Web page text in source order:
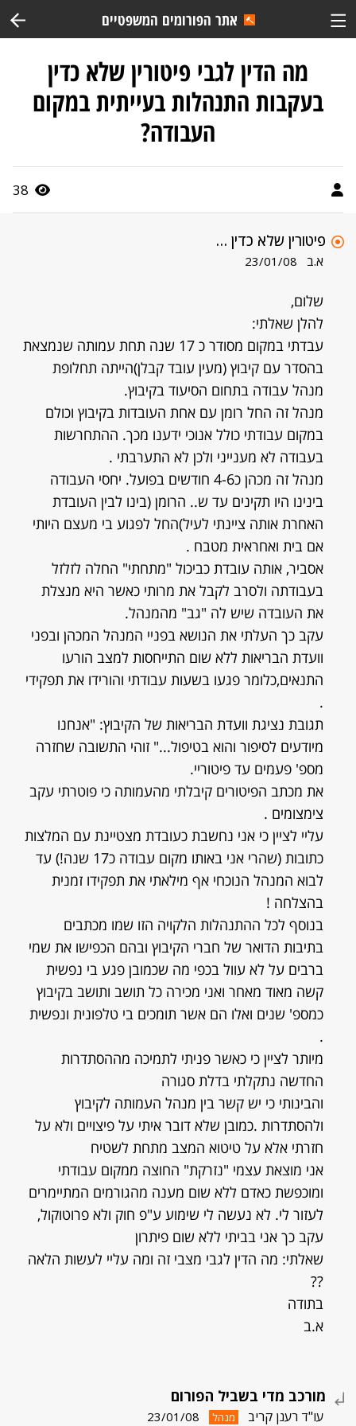
אתר הפורומים המשפטיים
מה הדין לגבי פיטורין שלא כדין
בעקבות התנהלות בעייתית במקום
העבודה?
38
פיטורין שלא כדין …
א.ב 23/01/08
שלום,
להלן שאלתי:
עבדתי במקום מסודר כ 17 שנה תחת עמותה שנמצאת
בהסדר עם קיבוץ (מעין עובד קבלן)הייתה תחלופת
מנהל עבודה בתחום הסיעוד בקיבוץ.
מנהל זה החל רומן עם אחת העובדות בקיבוץ וכולם
במקום עבודתי כולל אנוכי ידענו מכך. ההתחרשות
בעבודה לא מענייני ולכן לא התערבתי .
מנהל זה מכהן כ4-6 חודשים בפועל. יחסי העבודה
בינינו היו תקינים עד ש.. הרומן (בינו לבין העובדת
האחרת אותה ציינתי לעיל)החל לפגוע בי מעצם היותי
אם בית ואחראית מטבח .
אסביר, אותה עובדת כביכול "מתחתי" החלה לזלזל
בעבודתה ולסרב לקבל את מרותי כאשר היא מנצלת
את העובדה שיש לה "גב" מהמנהל.
עקב כך העלתי את הנושא בפניי המנהל המכהן ובפני
וועדת הבריאות ללא שום התייחסות למצב הורעו
התנאים,כלומר פגעו בשעות עבודתי והורידו את תפקידי
.
תגובת נציגת וועדת הבריאות של הקיבוץ: "אנחנו
מיודעים לסיפור והוא בטיפול..." זוהי התשובה שחזרה
מספ' פעמים עד פיטוריי.
את מכתב הפיטורים קיבלתי מהעמותה כי פוטרתי עקב
צימצומים .
עליי לציין כי אני נחשבת כעובדת מצטיינת עם המלצות
כתובות (שהרי אני באותו מקום עבודה כ17 שנה!) עד
לבוא המנהל הנוכחי אף מילאתי את תפקידו זמנית
בהצלחה !
בנוסף לכל ההתנהלות הלקויה הזו שמו מכתבים
בתיבות הדואר של חברי הקיבוץ ובהם הכפישו את שמי
ברבים על לא עוול בכפי מה שכמובן פגע בי נפשית
קשה מאוד מאחר ואני מכירה כל תושב ותושב בקיבוץ
כמספ' שנים ואלו הם אשר תומכים בי טלפונית ונפשית
.
מיותר לציין כי כאשר פניתי לתמיכה מההסתדרות
החדשה נתקלתי בדלת סגורה
והבינותי כי יש קשר בין מנהל העמותה לקיבוץ
ולהסתדרות .כמובן שלא דובר איתי על פיצויים ולא על
חזרתי אלא על טיטוא המצב מתחת לשטיח
אני מוצאת עצמי "נזרקת" החוצה ממקום עבודתי
ומוכפשת כאדם ללא שום מענה מהגורמים המתיימרים
לעזור לי. לא נעשה לי שימוע ע"פ חוק ולא פרוטוקול,
עקב כך אני בביתי ללא שום פיתרון
שאלתי: מה הדין לגבי מצבי זה ומה עליי לעשות הלאה
??
בתודה
א.ב
מורכב מדי בשביל הפורום
עו"ד רענן קריב מנהל 23/01/08